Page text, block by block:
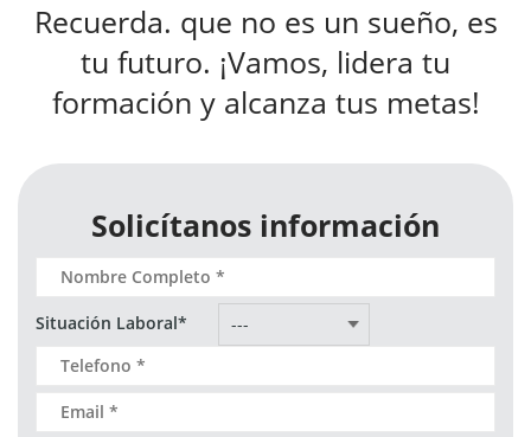
Recuerda. que no es un sueño, es
tu futuro. ¡Vamos, lidera tu
formación y alcanza tus metas!
Solicítanos información
Situación Laboral*